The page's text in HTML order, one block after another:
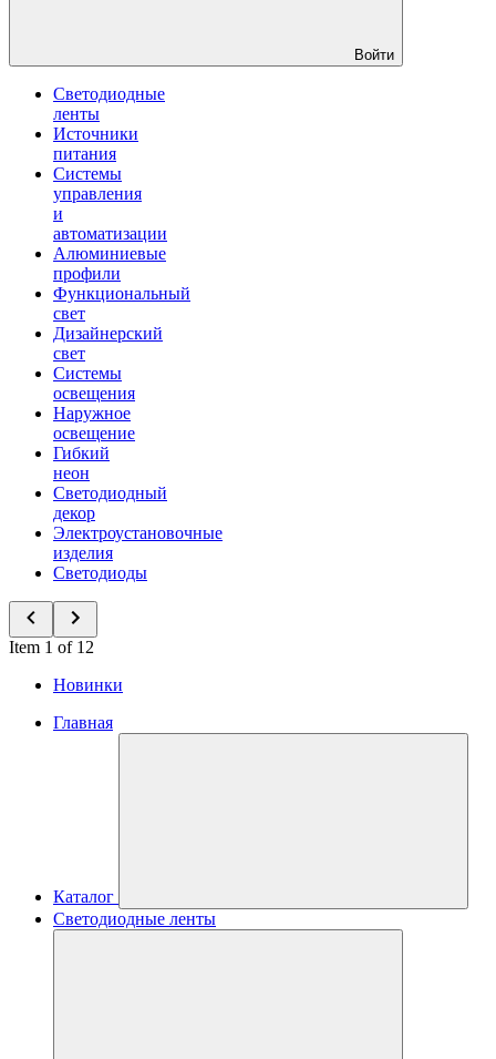
Войти
Светодиодные
ленты
Источники
питания
Системы
управления
и
автоматизации
Алюминиевые
профили
Функциональный
свет
Дизайнерский
свет
Системы
освещения
Наружное
освещение
Гибкий
неон
Светодиодный
декор
Электроустановочные
изделия
Светодиоды
Item 1 of 12
Новинки
Главная
Каталог
Светодиодные ленты